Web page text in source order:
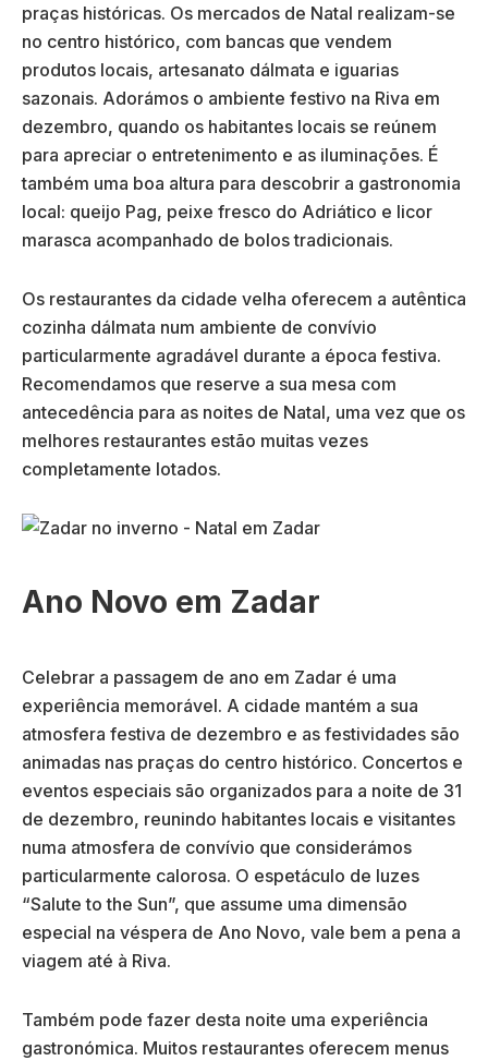
praças históricas. Os mercados de Natal realizam-se
no centro histórico, com bancas que vendem
produtos locais, artesanato dálmata e iguarias
sazonais. Adorámos o ambiente festivo na Riva em
dezembro, quando os habitantes locais se reúnem
para apreciar o entretenimento e as iluminações. É
também uma boa altura para descobrir a gastronomia
local: queijo Pag, peixe fresco do Adriático e licor
marasca acompanhado de bolos tradicionais.
Os restaurantes da cidade velha oferecem a autêntica
cozinha dálmata num ambiente de convívio
particularmente agradável durante a época festiva.
Recomendamos que reserve a sua mesa com
antecedência para as noites de Natal, uma vez que os
melhores restaurantes estão muitas vezes
completamente lotados.
Ano Novo em Zadar
Celebrar a passagem de ano em Zadar é uma
experiência memorável. A cidade mantém a sua
atmosfera festiva de dezembro e as festividades são
animadas nas praças do centro histórico. Concertos e
eventos especiais são organizados para a noite de 31
de dezembro, reunindo habitantes locais e visitantes
numa atmosfera de convívio que considerámos
particularmente calorosa. O espetáculo de luzes
“Salute to the Sun”, que assume uma dimensão
especial na véspera de Ano Novo, vale bem a pena a
viagem até à Riva.
Também pode fazer desta noite uma experiência
gastronómica. Muitos restaurantes oferecem menus